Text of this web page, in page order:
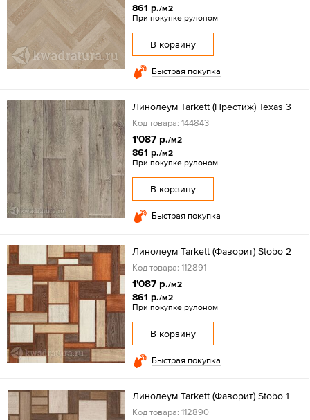
861 р./м2
При покупке рулоном
В корзину
Быстрая покупка
Линолеум Tarkett (Престиж) Texas 3
Код товара: 144843
1'087 р./м2
861 р./м2
При покупке рулоном
В корзину
Быстрая покупка
Линолеум Tarkett (Фаворит) Stobo 2
Код товара: 112891
1'087 р./м2
861 р./м2
При покупке рулоном
В корзину
Быстрая покупка
Линолеум Tarkett (Фаворит) Stobo 1
Код товара: 112890